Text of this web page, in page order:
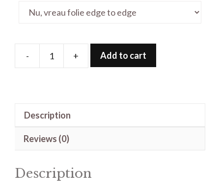
-
Folie
+ Add to cart
Description
Reviews (0)
Description